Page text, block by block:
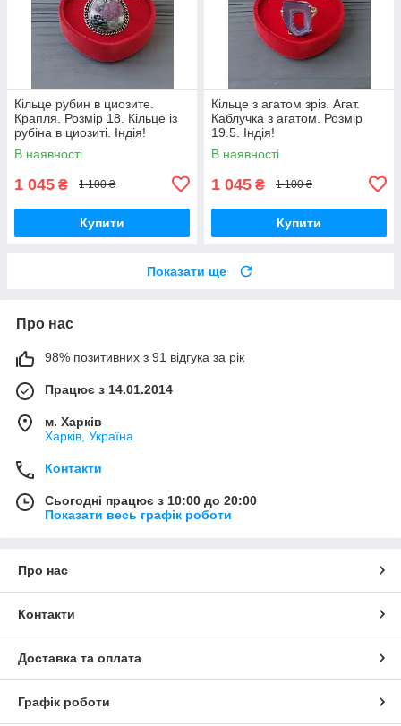
Кільце рубин в циозите.
Крапля. Розмір 18. Кільце із
рубіна в циозиті. Індія!
В наявності
1 045 ₴ 1 100 ₴
Купити
Кільце з агатом зріз. Агат.
Каблучка з агатом. Розмір
19.5. Індія!
В наявності
1 045 ₴ 1 100 ₴
Купити
Показати ще
Про нас
98% позитивних з 91 відгука за рік
Працює з 14.01.2014
м. Харків
Харків, Україна
Контакти
Сьогодні працює з 10:00 до 20:00
Показати весь графік роботи
Про нас
Контакти
Доставка та оплата
Графік роботи